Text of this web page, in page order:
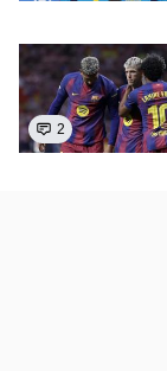
2